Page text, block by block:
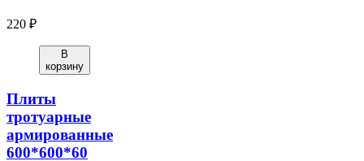
220 ₽
В
корзину
Плиты
тротуарные
армированные
600*600*60